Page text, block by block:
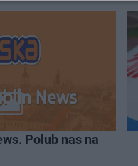
Polub nas na